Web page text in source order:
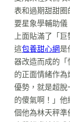
表和過期甜甜
要星象學輔助儀
上面貼滿了「
這包養甜心網是
器改造而成的
的正面情緒作
優勢，就是超
的傻氣啊！」
個他為林天秤